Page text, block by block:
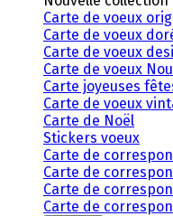
Carte de voeux
Carte de voeux
Carte de voeux
Carte de voeux
Carte joyeuses
Carte de voeux
Carte de Noël
Stickers voeux
Carte de
Carte de
Carte de
Carte de